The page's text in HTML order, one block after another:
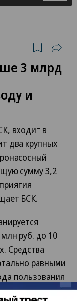
3 млрд
и
входит в
два крупных
сумму 3,2
БСК.
руб. до 10
Средства
равными
пользования